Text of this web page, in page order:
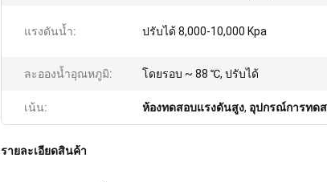
แรงดันน้ำ: ปรับได้ 8,000-10,000 Kpa
ละอองน้ำอุณหภูมิ: โดยรอบ ~ 88 ℃, ปรับได้
เน้น: ห้องทดสอบแรงดันสูง, อุปกรณ์การทด
รายละเอียดสินค้า